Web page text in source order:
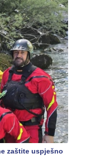
zaštite uspješno